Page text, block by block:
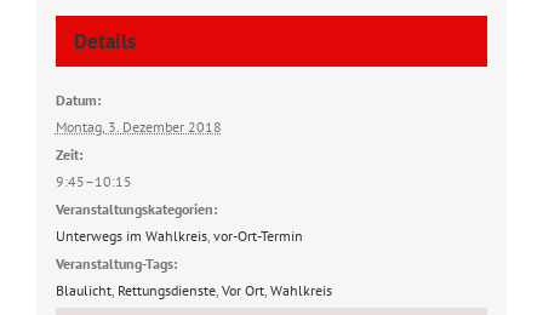
Details
Datum:
Montag, 3. Dezember 2018
Zeit:
9:45–10:15
Veranstaltungskategorien:
Unterwegs im Wahlkreis, vor-Ort-Termin
Veranstaltung-Tags:
Blaulicht, Rettungsdienste, Vor Ort, Wahlkreis